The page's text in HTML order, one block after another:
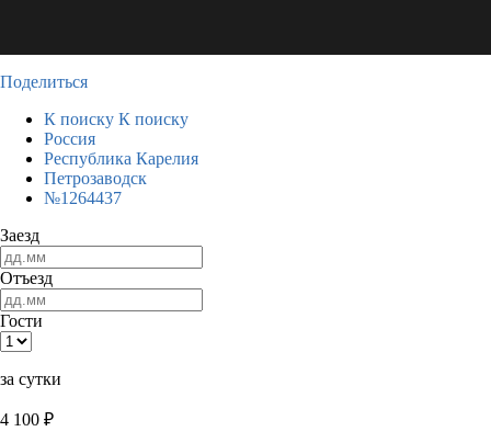
Поделиться
К поиску К поиску
Россия
Республика Карелия
Петрозаводск
№1264437
Заезд
Отъезд
Гости
за сутки
4 100 ₽